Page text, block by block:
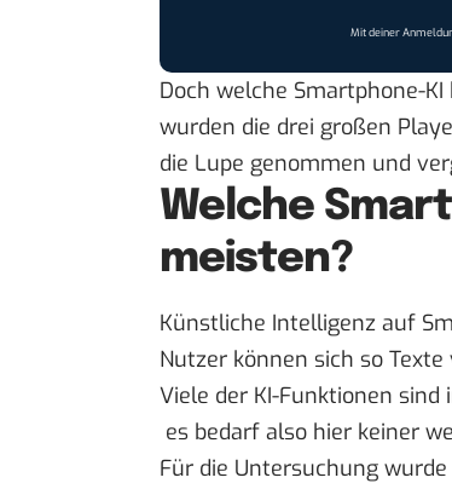
Mit deiner
Doch welche Smartphone-
wurden die drei großen
die Lupe genommen und
Welche
meisten?
Künstliche Intelligenz auf
Nutzer können sich so
Viele der KI-Funktionen
es bedarf also hier keiner
Für die Untersuchung